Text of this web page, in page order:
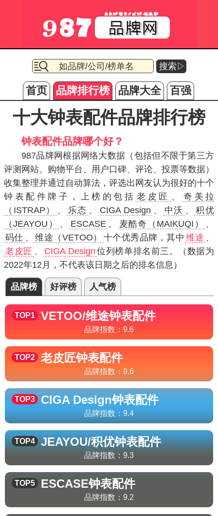
搜索▷
首页 品牌排行榜 品牌大全 百强
十大钟表配件品牌排行榜
钟表配件品牌哪个好？
987品牌网根据网络大数据（包括但不限于第三方
评测网站、购物平台、用户口碑、评论、投票等数据）
收集整理并通过自动算法，评选出网友认为很好的十个
钟表配件牌子，上榜的包括 老皮匠 、
奇美拉
（ISTRAP）
、 乐态 、 CIGA Design 、 中沃 、
积优
（JEAYOU）
、 ESCASE 、 麦酷奇（MAIKUQI）
、
码仕 、 维途（VETOO） 十个优秀品牌，其中 维途 、
老皮匠 、 CIGA Design 位列榜单排名前三。（数据为
2022年12月，不代表该日期之后的排名信息）
品牌榜 好评榜 人气榜
TOP1 VETOO/维途钟表配件
品牌指数： 9.6
TOP2 老皮匠钟表配件
品牌指数： 9.6
TOP3 CIGA Design钟表配件
品牌指数： 9.4
TOP4 JEAYOU/积优钟表配件
品牌指数： 9.3
TOP5 ESCASE钟表配件
品牌指数： 9.2